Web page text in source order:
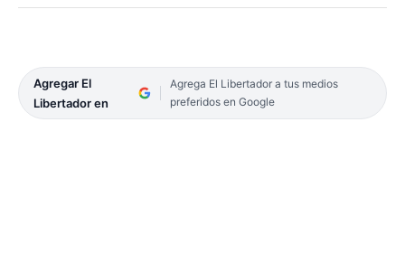
Agregar El
Libertador en
Agrega El Libertador a tus medios
preferidos en Google